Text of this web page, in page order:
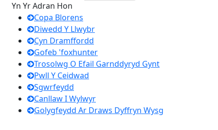
Yn Yr Adran Hon
Copa Blorens
Diwedd Y Llwybr
Cyn Dramffordd
Gofeb 'foxhunter
Trosolwg O Efail Garnddyryd Gynt
Pwll Y Ceidwad
Sgwrfeydd
Canllaw I Wylwyr
Golygfeydd Ar Draws Dyffryn Wysg